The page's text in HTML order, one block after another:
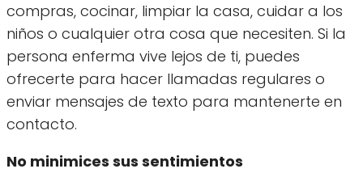
compras, cocinar, limpiar la casa, cuidar a los
niños o cualquier otra cosa que necesiten. Si la
persona enferma vive lejos de ti, puedes
ofrecerte para hacer llamadas regulares o
enviar mensajes de texto para mantenerte en
contacto.
No minimices sus sentimientos